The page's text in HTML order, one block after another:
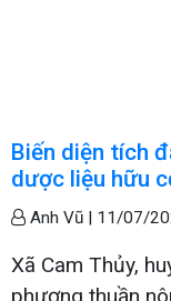
Biến diện tích
dược liệu hữu
Anh Vũ | 11/07/
Xã Cam Thủy,
phương thuần